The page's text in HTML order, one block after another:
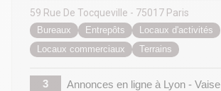
59 Rue De Tocqueville - 75017 Paris
Bureaux Entrepôts
Locaux d'activités
Locaux commerciaux
Terrains
3 Annonces en ligneà Lyon - Vaise